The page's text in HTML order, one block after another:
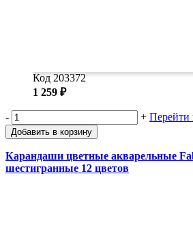
Код 203372
1 259 ₽
- + Перейти
Добавить в корзину
Карандаши цветные акварельные
шестигранные 12 цветов